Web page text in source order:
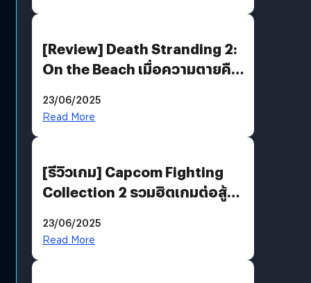
[Review] Death Stranding 2:
On the Beach เมื่อความตายคือ
พันธะสุดท้ายของมนุษย์
23/06/2025
Read More
[รีวิวเกม] Capcom Fighting
Collection 2 รวมฮิตเกมต่อสู้ใน
23/06/2025
Read More